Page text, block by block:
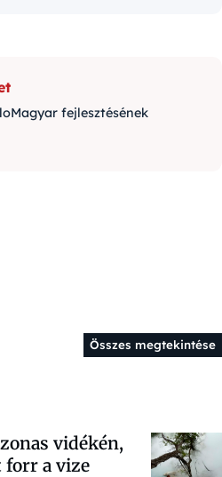
fejlesztésének
Összes megtekintése
vidékén,
forr a vize